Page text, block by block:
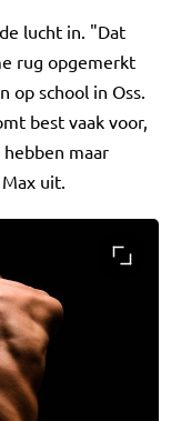
lucht in. "Dat
rug opgemerkt
op school in Oss.
best vaak voor,
maar
uit.